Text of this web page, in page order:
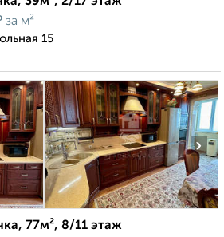
за м²
15
›
77м², 8/11 этаж